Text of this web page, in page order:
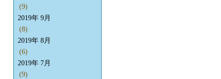
(9)
2019年 9月
(8)
2019年 8月
(6)
2019年 7月
(9)